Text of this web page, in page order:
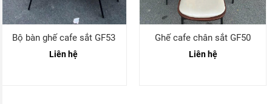
Bộ bàn ghế cafe sắt GF53
Liên hệ
Ghế cafe chân sắt GF50
Liên hệ